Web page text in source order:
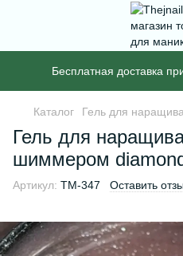
Бесплатная доставка
Каталог Гель для
Гель для
шиммером
Артикул: TM-347 Оставить